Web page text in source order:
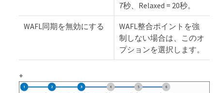
7秒、Relaxed = 20秒。
WAFL同期を無効にする
WAFL整合ポイントを強
制しない場合は、このオ
プションを選択します。
+